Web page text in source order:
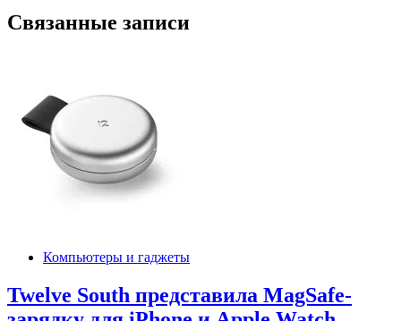
Связанные записи
Компьютеры и гаджеты
Twelve South представила MagSafe-